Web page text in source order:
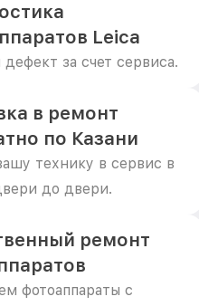
Leica
за счет сервиса.
в ремонт
по Казани
технику в сервис в
до двери.
ремонт
фотоаппараты с